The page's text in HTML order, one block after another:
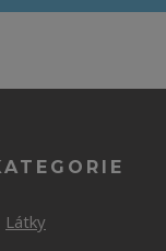
Látky